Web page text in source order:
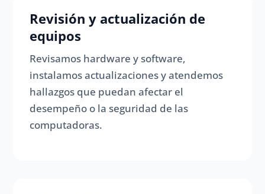
Revisión y actualización de
equipos
Revisamos hardware y software,
instalamos actualizaciones y atendemos
hallazgos que puedan afectar el
desempeño o la seguridad de las
computadoras.